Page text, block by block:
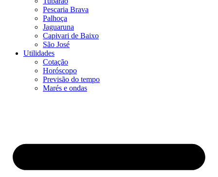
Pescaria Brava
Palhoça
Jaguaruna
Capivari de Baixo
São José
Utilidades
Cotação
Horóscopo
Previsão do tempo
Marés e ondas